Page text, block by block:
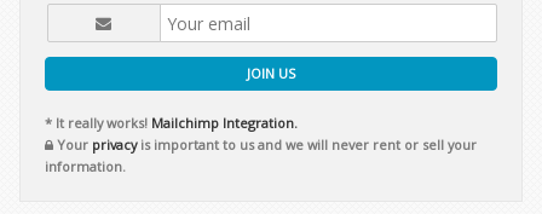
JOIN US
* It really works! Mailchimp Integration.
Your privacyis important to us and we will never rent or sell your
information.